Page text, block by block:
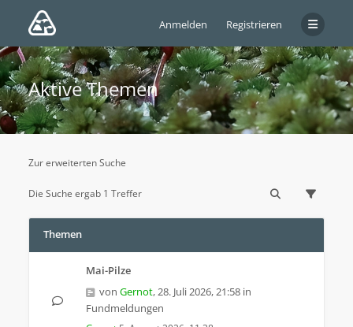
Anmelden Registrieren
Aktive Themen
Zur erweiterten Suche
Die Suche ergab 1 Treffer
Themen
Mai-Pilze
von Gernot,28. Juli 2026, 21:58 in
Fundmeldungen